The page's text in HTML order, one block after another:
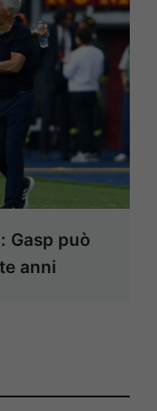
Gasp può
anni